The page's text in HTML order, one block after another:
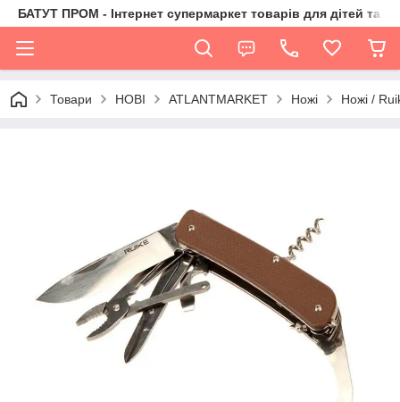
БАТУТ ПРОМ - Інтернет супермаркет товарів для дітей та їх
Товари НОВІ ATLANTMARKET Ножі Ножі /